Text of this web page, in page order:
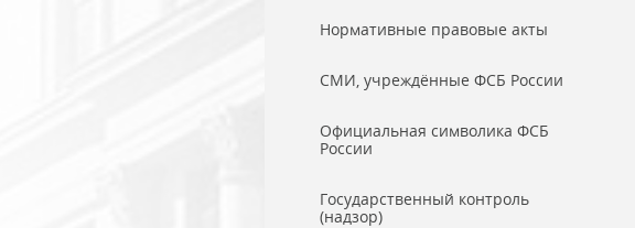
Нормативные правовые акты
СМИ, учреждённые ФСБ России
Официальная символика ФСБ
России
Государственный контроль
(надзор)